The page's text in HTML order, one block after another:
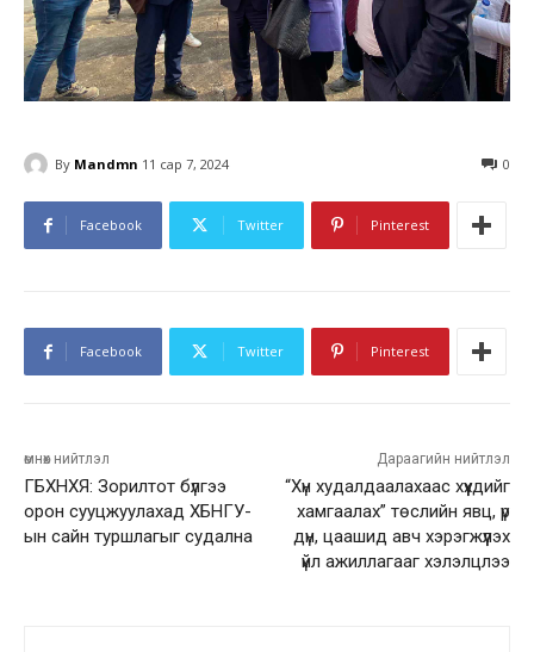
By Mandmn 11 сар 7, 2024 0
Facebook Twitter Pinterest
Facebook Twitter Pinterest
өмнөх нийтлэл
ГБХНХЯ: Зорилтот бүлгээ
орон сууцжуулахад ХБНГУ-
ын сайн туршлагыг судална
Дараагийн нийтлэл
“Хүн худалдаалахаас хүүхдийг
хамгаалах” төслийн явц, үр
дүн, цаашид авч хэрэгжүүлэх
үйл ажиллагааг хэлэлцлээ